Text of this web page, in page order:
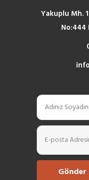
Yakuplu Mh.